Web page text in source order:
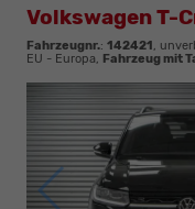
Volkswagen T-
Fahrzeugnr.: 142421 ,
EU - Europa, Fahrzeug mit